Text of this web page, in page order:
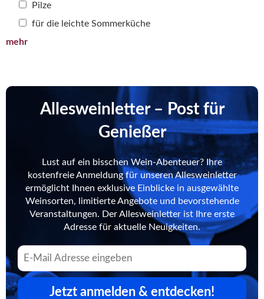
Pilze
für die leichte Sommerküche
mehr
Allesweinletter – Post für
Genießer
Lust auf ein bisschen Wein-Abenteuer? Ihre
kostenfreie Anmeldung für unseren Allesweinletter
ermöglicht Ihnen exklusive Einblicke in ausgewählte
Weinsorten, limitierte Angebote und bevorstehende
Veranstaltungen. Der Allesweinletter ist Ihre erste
Adresse für aktuelle Neuigkeiten.
Jetzt anmelden & entdecken!